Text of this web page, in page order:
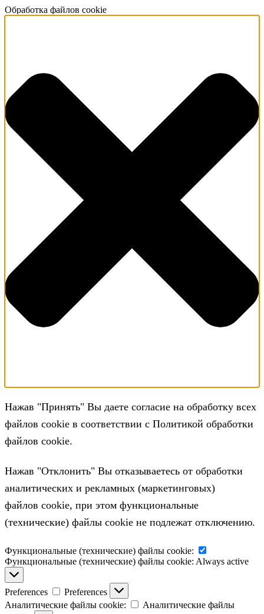
Обработка файлов cookie
Нажав "Принять" Вы даете согласие на обработку всех
файлов cookie в соответствии с Политикой обработки
файлов cookie.
Нажав "Отклонить" Вы отказываетесь от обработки
аналитических и рекламных (маркетинговых)
файлов cookie, при этом функциональные
(технические) файлы cookie не подлежат отключению.
Функциональные (технические) файлы cookie:
Функциональные (технические) файлы cookie: Always active
Preferences
Preferences
Аналитические файлы cookie:
Аналитические файлы